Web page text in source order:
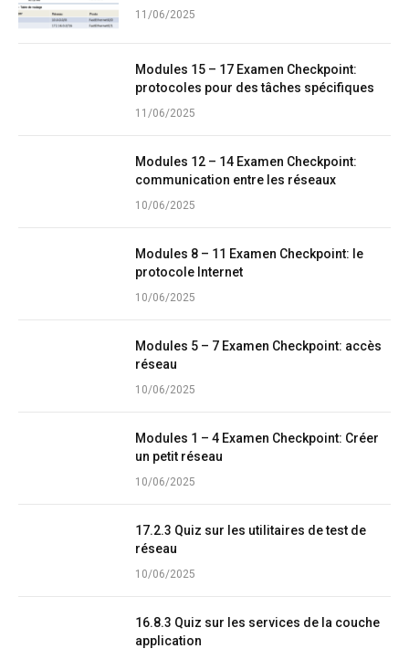
11/06/2025
Modules 15 – 17 Examen Checkpoint:
protocoles pour des tâches spécifiques
11/06/2025
Modules 12 – 14 Examen Checkpoint:
communication entre les réseaux
10/06/2025
Modules 8 – 11 Examen Checkpoint: le
protocole Internet
10/06/2025
Modules 5 – 7 Examen Checkpoint: accès
réseau
10/06/2025
Modules 1 – 4 Examen Checkpoint: Créer
un petit réseau
10/06/2025
17.2.3 Quiz sur les utilitaires de test de
réseau
10/06/2025
16.8.3 Quiz sur les services de la couche
application